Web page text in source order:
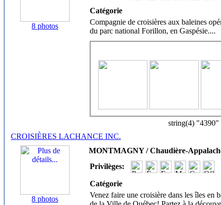
8 photos
Catégorie
Compagnie de croisières aux baleines
du parc national Forillon, en Gaspésie....
string(4) "4390"
CROISIÈRES LACHANCE INC.
8 photos
MONTMAGNY / Chaudière-
Privilèges:
Catégorie
Venez faire une croisière dans les îles en